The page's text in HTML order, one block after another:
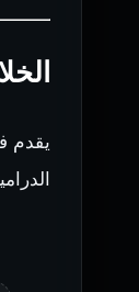
يقدم